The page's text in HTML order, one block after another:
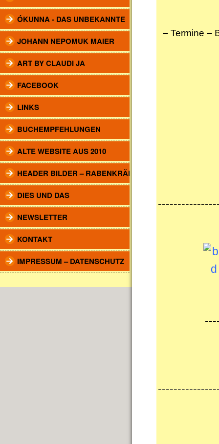
ÓKUNNA - DAS UNBEKANNTE
JOHANN NEPOMUK MAIER
ART BY CLAUDI JA
FACEBOOK
LINKS
BUCHEMPFEHLUNGEN
ALTE WEBSITE AUS 2010
HEADER BILDER – RABENKRÄHEN
DIES UND DAS
NEWSLETTER
KONTAKT
IMPRESSUM – DATENSCHUTZ
– Termine –